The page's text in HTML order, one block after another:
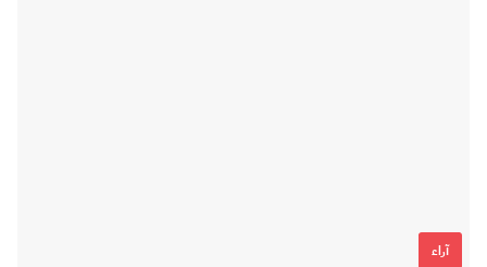
آراء